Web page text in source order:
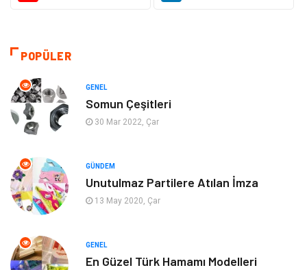
Giyim
Eğitim & Kariyer
Alışveriş
Organizasyon Mobilya
Tatil Finans & Ekonomi
POPÜLER
GENEL
Somun Çeşitleri
30 Mar 2022, Çar
GÜNDEM
Unutulmaz Partilere Atılan İmza
13 May 2020, Çar
GENEL
En Güzel Türk Hamamı Modelleri